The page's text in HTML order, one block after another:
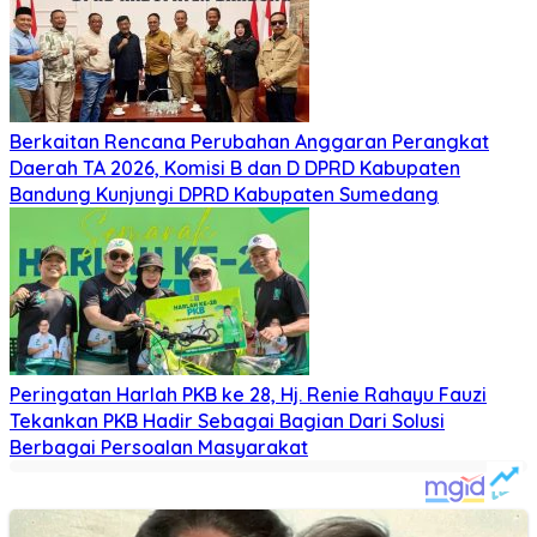
Berkaitan Rencana Perubahan Anggaran Perangkat
Daerah TA 2026, Komisi B dan D DPRD Kabupaten
Bandung Kunjungi DPRD Kabupaten Sumedang
Peringatan Harlah PKB ke 28, Hj. Renie Rahayu Fauzi
Tekankan PKB Hadir Sebagai Bagian Dari Solusi
Berbagai Persoalan Masyarakat